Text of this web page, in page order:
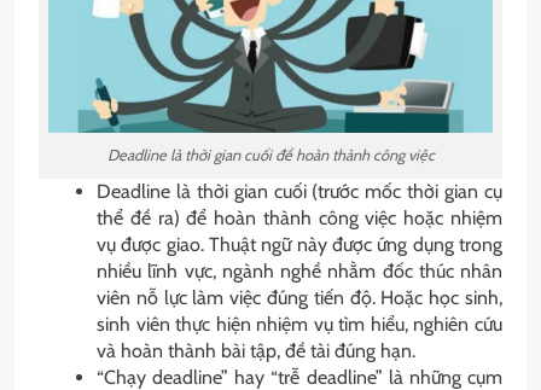
Deadline là thời gian cuối để hoàn thành công việc
Deadline là thời gian cuối (trước mốc thời gian cụ
thể đề ra) để hoàn thành công việc hoặc nhiệm
vụ được giao. Thuật ngữ này được ứng dụng trong
nhiều lĩnh vực, ngành nghề nhằm đốc thúc nhân
viên nỗ lực làm việc đúng tiến độ. Hoặc học sinh,
sinh viên thực hiện nhiệm vụ tìm hiểu, nghiên cứu
và hoàn thành bài tập, đề tài đúng hạn.
“Chạy deadline” hay “trễ deadline” là những cụm